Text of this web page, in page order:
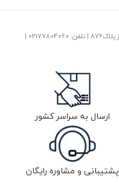
آدرس: تهران نارمک خیابان آیت بالاتر از چهارراه سرسبز پلاک876 | تلفن: ‎02177804060 |
ارسال به سراسر کشور
پشتیبانی و مشاوره رایگان